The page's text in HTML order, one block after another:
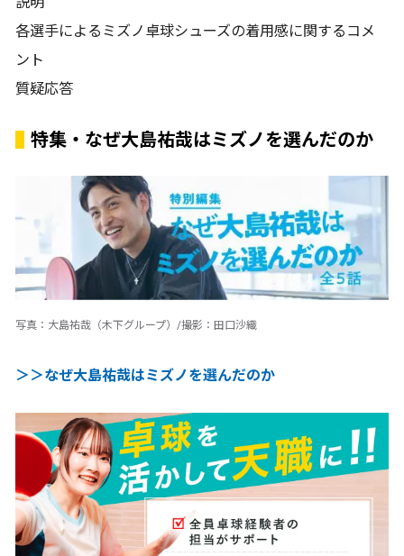
各選手によるミズノ卓球シューズの着用感に関するコメ
ント
質疑応答
特集・なぜ大島祐哉はミズノを選んだのか
写真：大島祐哉（木下グループ）/撮影：田口沙織
＞＞なぜ大島祐哉はミズノを選んだのか